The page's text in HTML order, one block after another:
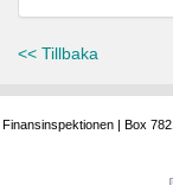
<< Tillbaka
Finansinspektionen | Box